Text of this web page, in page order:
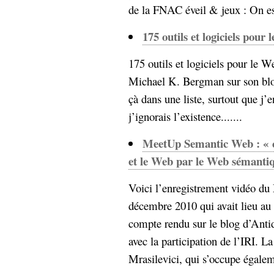
de la FNAC éveil & jeux : On
175 outils et logiciels pour
175 outils et logiciels pour le
Michael K. Bergman sur son
çà dans une liste, surtout que
j’ignorais l’existence.......
MeetUp Semantic Web :
et le Web par le Web
Voici l’enregistrement vidéo
décembre 2010 qui avait lieu
compte rendu sur le blog
avec la participation de l’IRI.
Mrasilevici, qui s’occupe